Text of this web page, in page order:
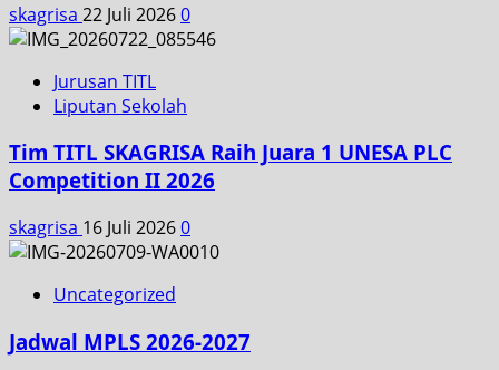
skagrisa 22 Juli 20260
Jurusan TITL
Liputan Sekolah
Tim TITL SKAGRISA Raih Juara 1 UNESA PLC
Competition II 2026
skagrisa 16 Juli 20260
Uncategorized
Jadwal MPLS 2026-2027